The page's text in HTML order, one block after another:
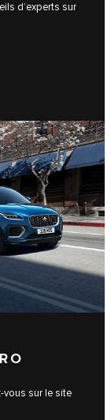
d’experts sur
vous sur le site